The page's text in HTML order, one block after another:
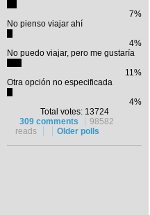
7%
No pienso viajar ahí
4%
No puedo viajar, pero me gustaría
11%
Otra opción no especificada
4%
Total votes: 13724
309 comments
98582
reads
Older polls